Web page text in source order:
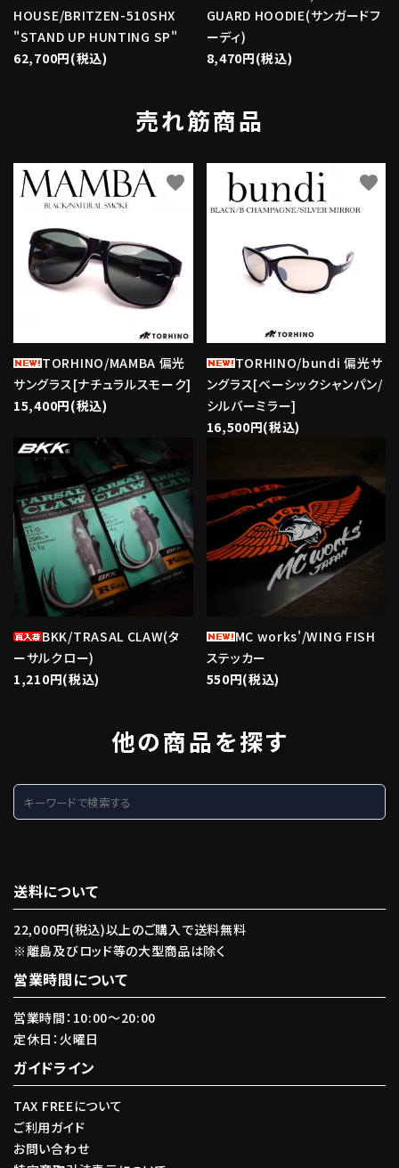
HOUSE/BRITZEN-510SHX
"STAND UP HUNTING SP"
62,700円(税込)
GUARD HOODIE(サンガードフ
ーディ)
8,470円(税込)
売れ筋商品
TORHINO/MAMBA 偏光
サングラス[ナチュラルスモーク]
15,400円(税込)
favorite
TORHINO/bundi 偏光サ
ングラス[ベーシックシャンパン/
シルバーミラー]
16,500円(税込)
favorite
BKK/TRASAL CLAW(タ
ーサルクロー)
1,210円(税込)
favorite
MC works'/WING FISH
ステッカー
550円(税込)
他の商品を探す
送料について
22,000円(税込)以上のご購入で送料無料
※離島及びロッド等の大型商品は除く
営業時間について
営業時間：10:00〜20:00
定休日：火曜日
ガイドライン
TAX FREEについて
ご利用ガイド
お問い合わせ